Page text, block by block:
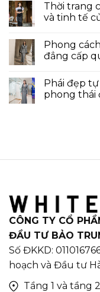
Thời trang
và tinh tế
Phong
đẳng cấp
Phái đẹp
phong thái
CÔNG TY CỔ
ĐẦU TƯ BẢO
Số ĐKKD:
hoạch và Đầu tư
Tầng 1 và tầng